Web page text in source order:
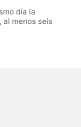
día la
al menos seis